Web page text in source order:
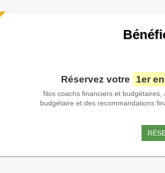
Réservez votre 1er
Nos coachs financiers et
budgétaire et des recommandations